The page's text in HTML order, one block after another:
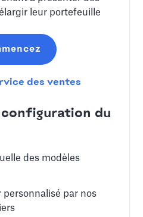
leur portefeuille
des ventes
du
des modèles
personnalisé par nos